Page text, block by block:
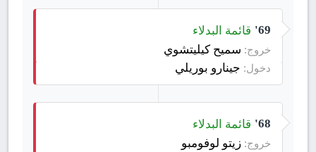
69' قائمة البدلاء
خروج: سميح كيليتشوي
دخول: جينارو بوريلي
68' قائمة البدلاء
خروج: زيتو لوفومبو